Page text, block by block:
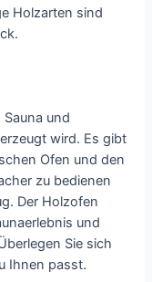
Holzarten sind
und
wird. Es gibt
Ofen und den
zu bedienen
Der Holzofen
und
Sie sich
Ihnen passt.